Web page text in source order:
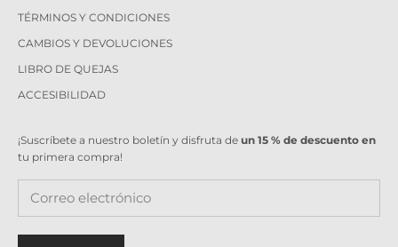
TÉRMINOS Y CONDICIONES
CAMBIOS Y DEVOLUCIONES
LIBRO DE QUEJAS
ACCESIBILIDAD
¡Suscríbete a nuestro boletín y disfruta de un 15 % de descuento en
tu primera compra!